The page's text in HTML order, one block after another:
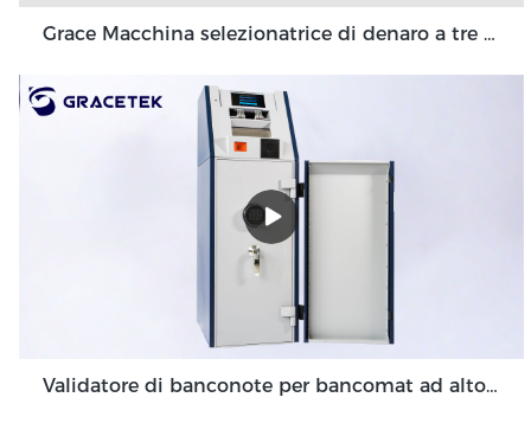
Grace Macchina selezionatrice di denaro a tre tasche 3+1 tasca Grace GT-31
Validatore di banconote per bancomat ad alto volume per ambienti di back office GDM-300